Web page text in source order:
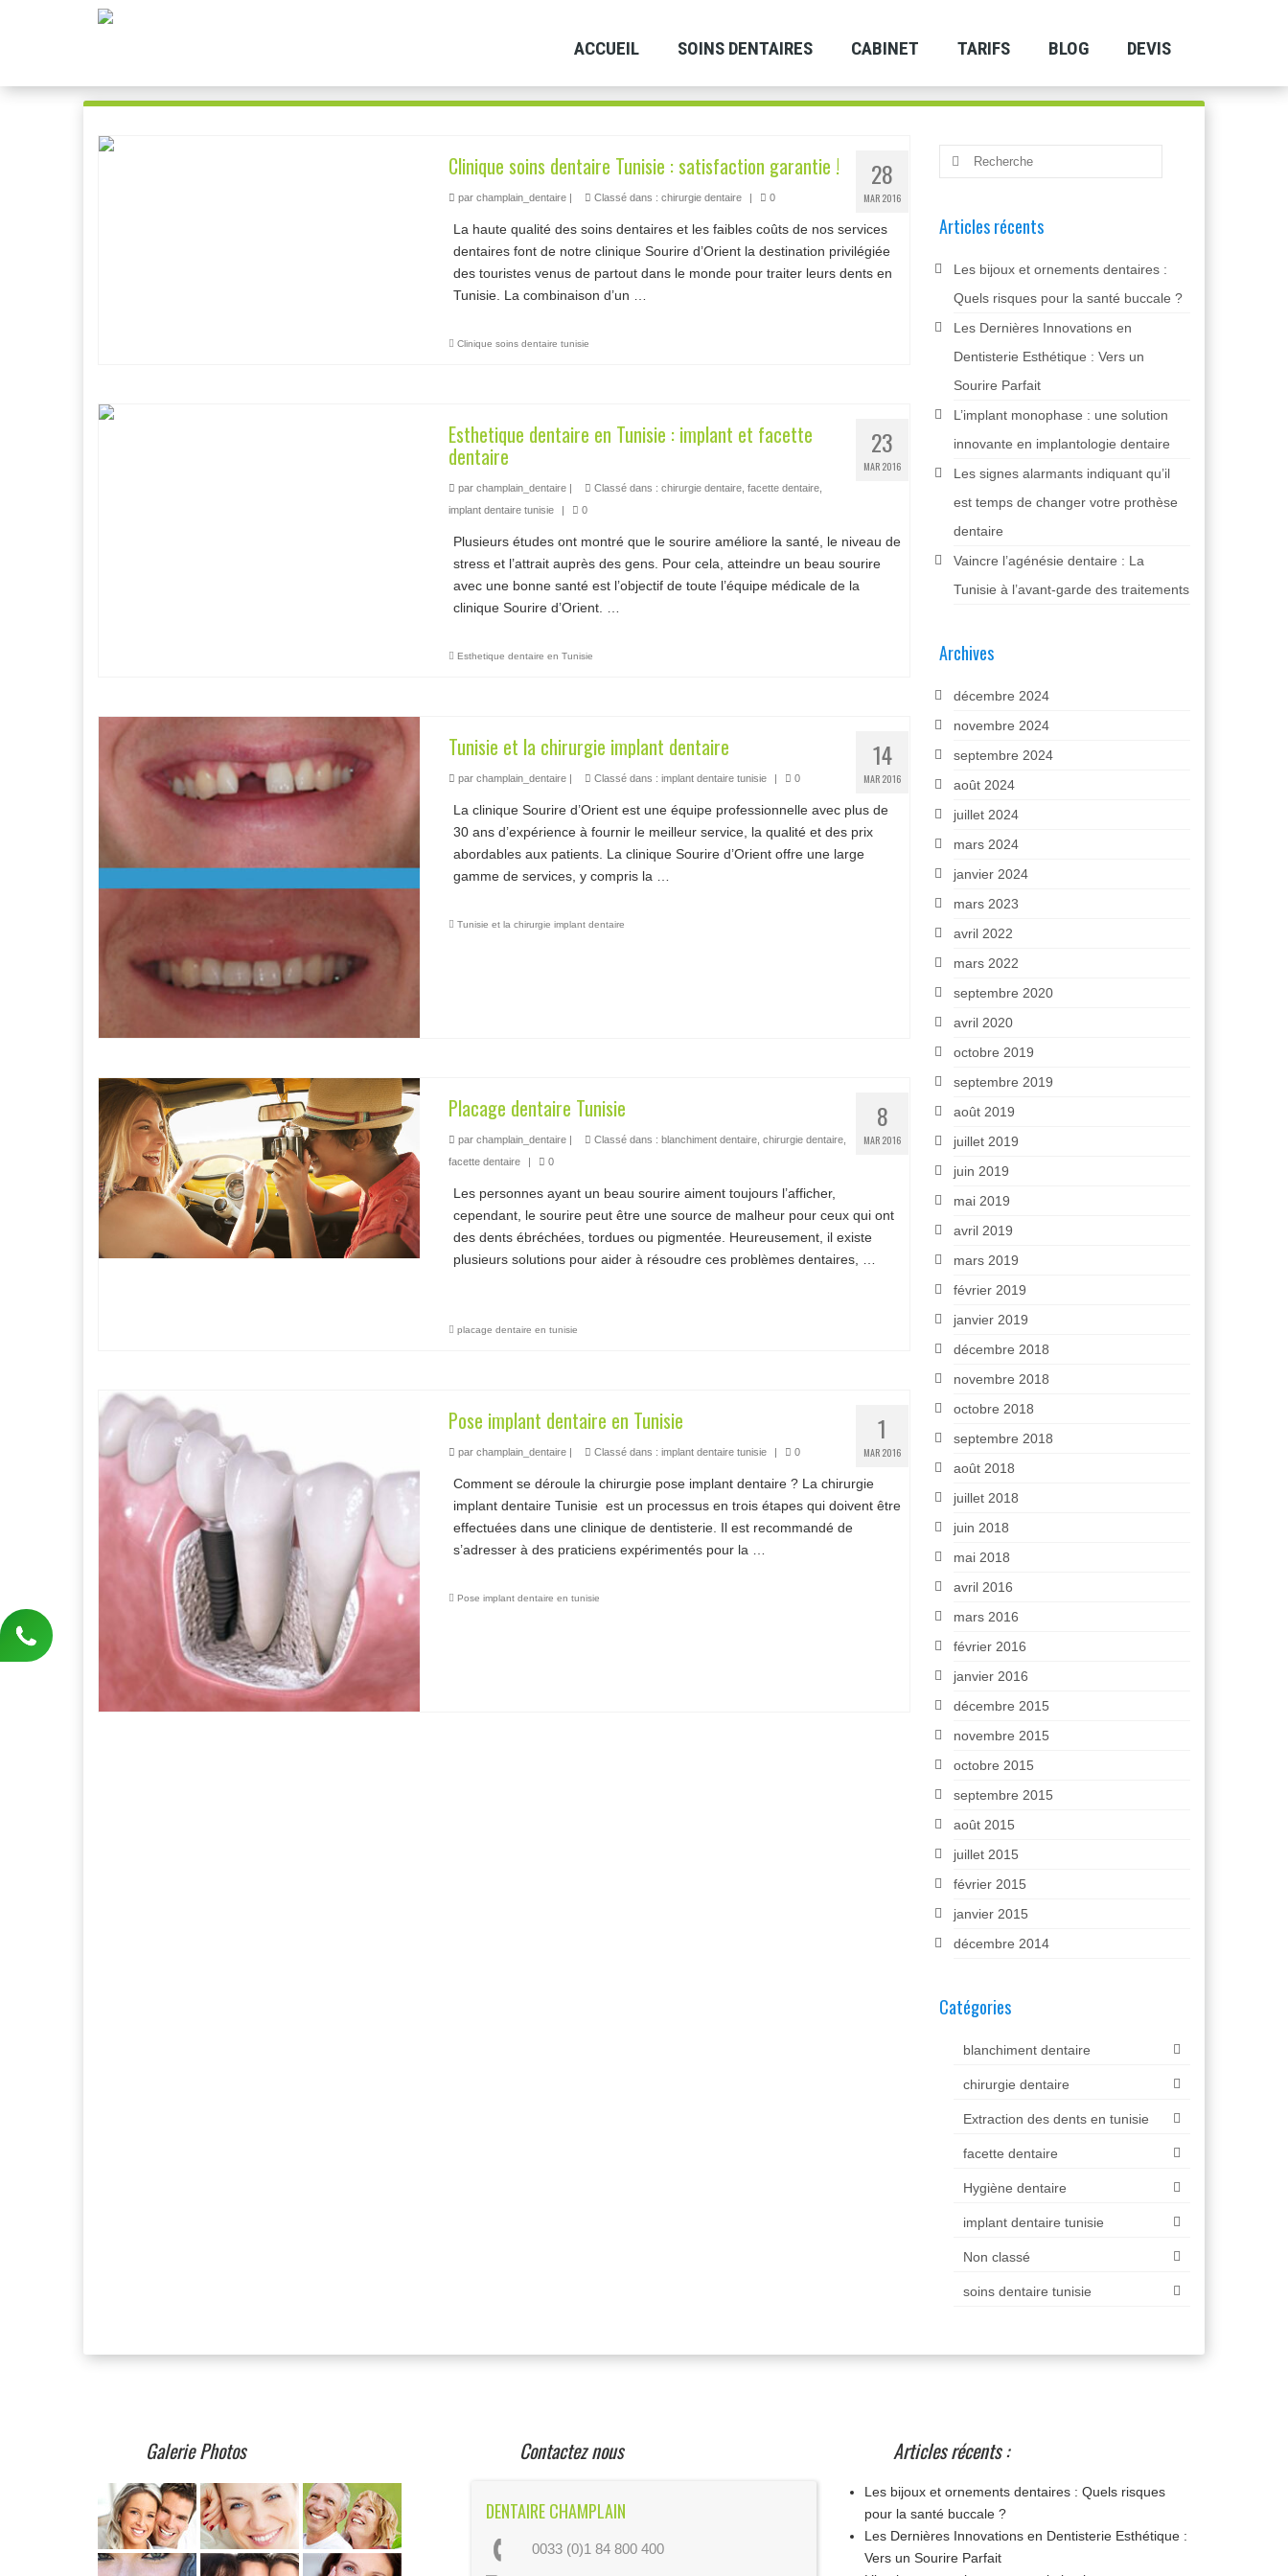
ACCUEIL SOINS DENTAIRES CABINET TARIFS BLOG DEVIS
28
MAR 2016
Clinique soins dentaire Tunisie : satisfaction garantie !
par champlain_dentaire| Classé dans : chirurgie dentaire | 0
La haute qualité des soins dentaires et les faibles coûts de nos services
dentaires font de notre clinique Sourire d’Orient la destination privilégiée
des touristes venus de partout dans le monde pour traiter leurs dents en
Tunisie. La combinaison d’un …
Clinique soins dentaire tunisie
23
MAR 2016
Esthetique dentaire en Tunisie : implant et facette
dentaire
par champlain_dentaire| Classé dans : chirurgie dentaire, facette dentaire,
implant dentaire tunisie
| 0
Plusieurs études ont montré que le sourire améliore la santé, le niveau de
stress et l’attrait auprès des gens. Pour cela, atteindre un beau sourire
avec une bonne santé est l’objectif de toute l’équipe médicale de la
clinique Sourire d’Orient. …
Esthetique dentaire en Tunisie
14
MAR 2016
Tunisie et la chirurgie implant dentaire
par champlain_dentaire| Classé dans : implant dentaire tunisie | 0
La clinique Sourire d’Orient est une équipe professionnelle avec plus de
30 ans d’expérience à fournir le meilleur service, la qualité et des prix
abordables aux patients. La clinique Sourire d’Orient offre une large
gamme de services, y compris la …
Tunisie et la chirurgie implant dentaire
8
MAR 2016
Placage dentaire Tunisie
par champlain_dentaire| Classé dans : blanchiment dentaire, chirurgie dentaire,
facette dentaire
| 0
Les personnes ayant un beau sourire aiment toujours l’afficher,
cependant, le sourire peut être une source de malheur pour ceux qui ont
des dents ébréchées, tordues ou pigmentée. Heureusement, il existe
plusieurs solutions pour aider à résoudre ces problèmes dentaires, …
placage dentaire en tunisie
1
MAR 2016
Pose implant dentaire en Tunisie
par champlain_dentaire| Classé dans : implant dentaire tunisie | 0
Comment se déroule la chirurgie pose implant dentaire ? La chirurgie
implant dentaire Tunisie est un processus en trois étapes qui doivent être
effectuées dans une clinique de dentisterie. Il est recommandé de
s’adresser à des praticiens expérimentés pour la …
Pose implant dentaire en tunisie
Rechercher
:
Articles récents
Les bijoux et ornements dentaires :
Quels risques pour la santé buccale ?
Les Dernières Innovations en
Dentisterie Esthétique : Vers un
Sourire Parfait
L’implant monophase : une solution
innovante en implantologie dentaire
Les signes alarmants indiquant qu’il
est temps de changer votre prothèse
dentaire
Vaincre l’agénésie dentaire : La
Tunisie à l’avant-garde des traitements
Archives
décembre 2024
novembre 2024
septembre 2024
août 2024
juillet 2024
mars 2024
janvier 2024
mars 2023
avril 2022
mars 2022
septembre 2020
avril 2020
octobre 2019
septembre 2019
août 2019
juillet 2019
juin 2019
mai 2019
avril 2019
mars 2019
février 2019
janvier 2019
décembre 2018
novembre 2018
octobre 2018
septembre 2018
août 2018
juillet 2018
juin 2018
mai 2018
avril 2016
mars 2016
février 2016
janvier 2016
décembre 2015
novembre 2015
octobre 2015
septembre 2015
août 2015
juillet 2015
février 2015
janvier 2015
décembre 2014
Catégories
blanchiment dentaire
chirurgie dentaire
Extraction des dents en tunisie
facette dentaire
Hygiène dentaire
implant dentaire tunisie
Non classé
soins dentaire tunisie
Galerie Photos Contactez nous
DENTAIRE CHAMPLAIN
0033 (0)1 84 800 400
Articles récents :
Les bijoux et ornements dentaires : Quels risques
pour la santé buccale ?
Les Dernières Innovations en Dentisterie Esthétique :
Vers un Sourire Parfait